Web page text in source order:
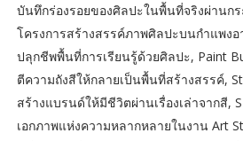
บันทึกร่องรอยของศิลปะในพื้นที่จริงผ่านก
โครงการสร้างสรรค์ภาพศิลปะบนกำแพง
ปลุกชีพพื้นที่การเรียนรู้ด้วยศิลปะ, Paint
ตีความถังสีให้กลายเป็นพื้นที่สร้างสรรค์,
สร้างแบรนด์ให้มีชีวิตผ่านเรื่องเล่าจากสี,
เอกภาพแห่งความหลากหลายในงาน Art